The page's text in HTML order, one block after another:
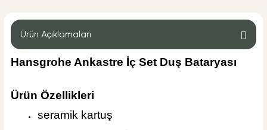
1.460,90 TL
Sepete Ekle
Ürün Açıklamaları
Hansgrohe Ankastre İç Set Duş Bataryası
Ürün Özellikleri
seramik kartuş